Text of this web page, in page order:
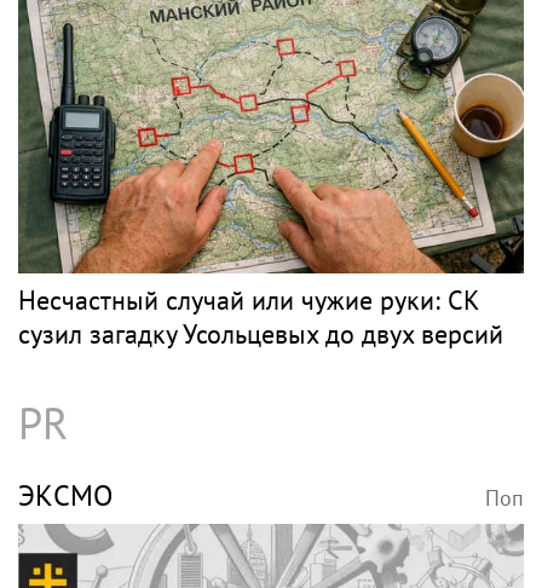
Несчастный случай или чужие руки: СК
сузил загадку Усольцевых до двух версий
PR
ЭКСМО Поп